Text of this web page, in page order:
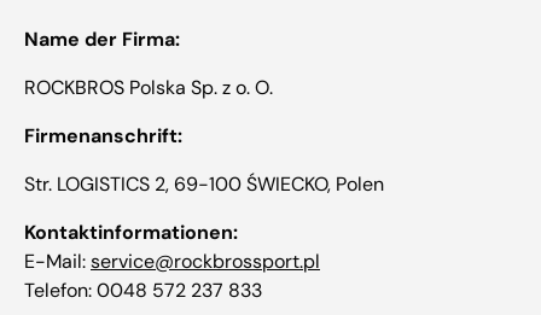
Name der Firma:
ROCKBROS Polska Sp. z o. O.
Firmenanschrift:
Str. LOGISTICS 2, 69-100 ŚWIECKO, Polen
Kontaktinformationen:
E-Mail:service@rockbrossport.pl
Telefon: 0048 572 237 833